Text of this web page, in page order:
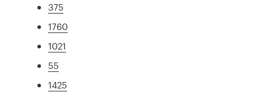
375
1760
1021
55
1425